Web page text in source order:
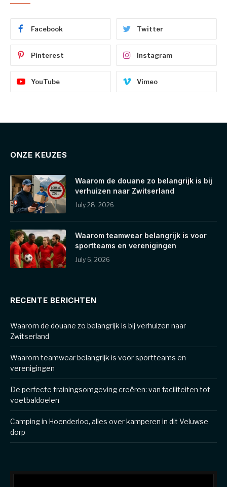
Facebook Twitter
Pinterest Instagram
YouTube Vimeo
ONZE KEUZES
Waarom de douane zo belangrijk is bij
verhuizen naar Zwitserland
July 28, 2026
Waarom teamwear belangrijk is voor
sportteams en verenigingen
July 6, 2026
RECENTE BERICHTEN
Waarom de douane zo belangrijk is bij verhuizen naar
Zwitserland
Waarom teamwear belangrijk is voor sportteams en
verenigingen
De perfecte trainingsomgeving creëren: van faciliteiten tot
voetbaldoelen
Camping in Hoenderloo, alles over kamperen in dit Veluwse
dorp